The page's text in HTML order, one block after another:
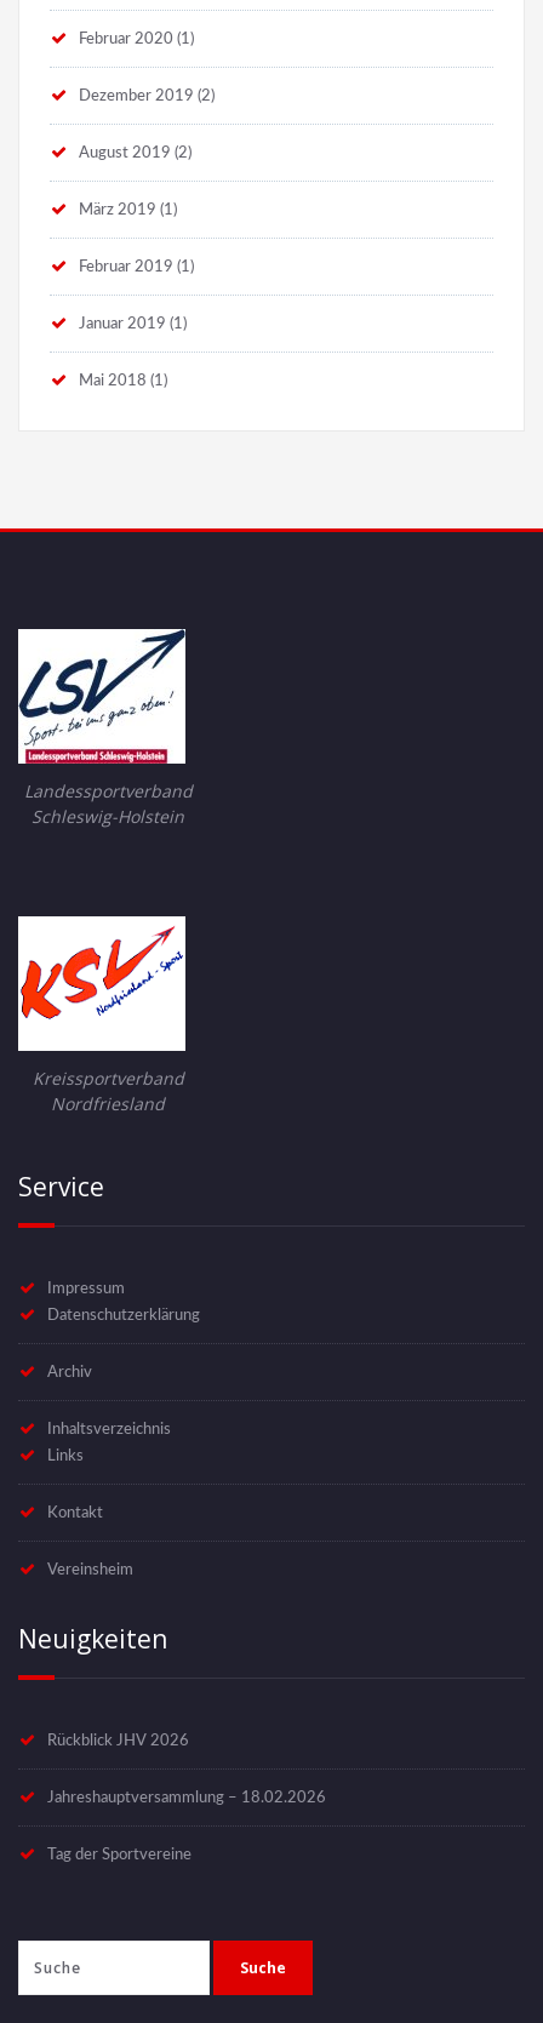
Februar 2020 (1)
Dezember 2019 (2)
August 2019 (2)
März 2019 (1)
Februar 2019 (1)
Januar 2019 (1)
Mai 2018 (1)
Landessportverband
Schleswig-Holstein
Kreissportverband
Nordfriesland
Service
Impressum
Datenschutzerklärung
Archiv
Inhaltsverzeichnis
Links
Kontakt
Vereinsheim
Neuigkeiten
Rückblick JHV 2026
Jahreshauptversammlung – 18.02.2026
Tag der Sportvereine